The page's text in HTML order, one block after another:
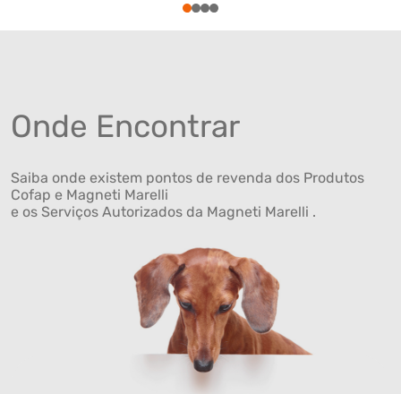
1234
Onde Encontrar
Saiba onde existem pontos de revenda dos Produtos
Cofap e Magneti Marelli
e os Serviços Autorizados da Magneti Marelli .